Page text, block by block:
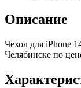
Описание
Чехол для iPhone
Челябинске по